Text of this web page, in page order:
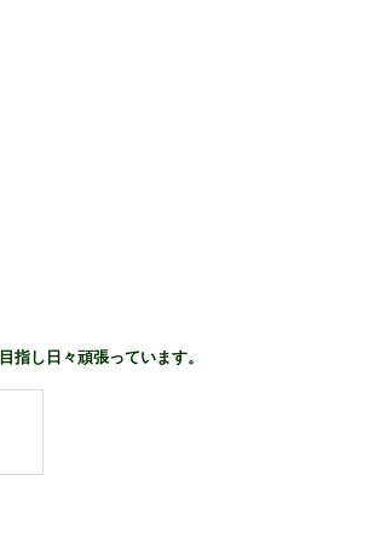
目指し日々頑張っています。